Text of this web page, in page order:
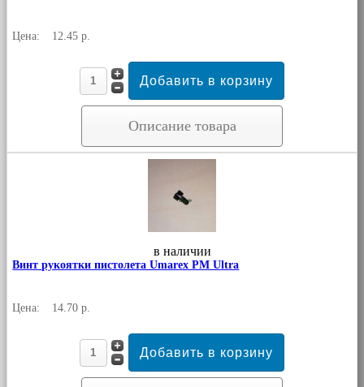
Цена: 12.45 р.
Описание товара
в наличии
Винт рукоятки пистолета Umarex PM Ultra
Цена: 14.70 р.